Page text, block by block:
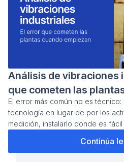
Análisis de vibraciones
que cometen las
El error más común no es
tecnología en lugar de por los
medición, instalarlo donde es
cuando se implementa al revés:
Continúa